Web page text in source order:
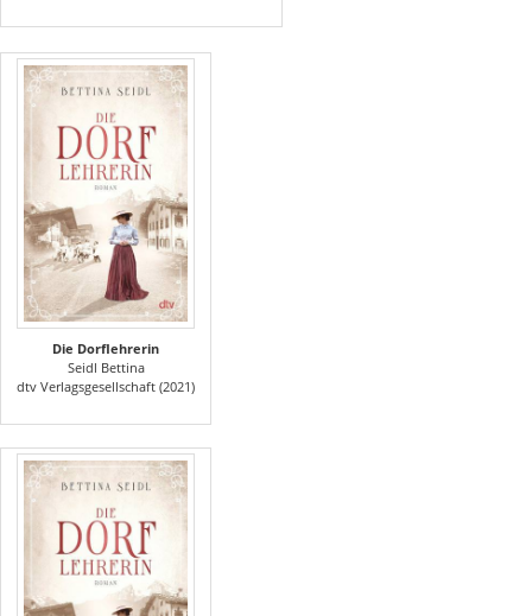
Die Dorflehrerin
Seidl Bettina
dtv Verlagsgesellschaft (2021)